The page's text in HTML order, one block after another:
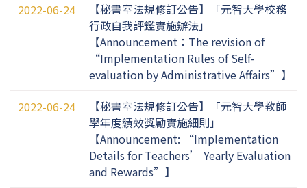
2022-06-24
【秘書室法規修訂公告】「元智大學校務
行政自我評鑑實施辦法」
【Announcement：The revision of
“Implementation Rules of Self-
evaluation by Administrative Affairs”】
2022-06-24
【秘書室法規修訂公告】「元智大學教師
學年度績效獎勵實施細則」
【Announcement: “Implementation
Details for Teachers’ Yearly Evaluation
and Rewards”】